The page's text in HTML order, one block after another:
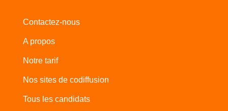
Contactez-nous
A propos
Notre tarif
Nos sites de codiffusion
Tous les candidats